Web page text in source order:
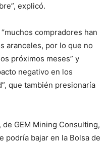
explicó.
compradores han
aranceles, por lo que no
próximos meses” y
negativo en los
que también presionaría
de GEM Mining Consulting,
podría bajar en la Bolsa de